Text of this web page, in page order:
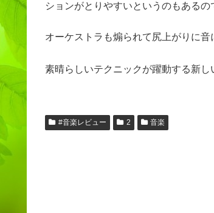
ションがとりやすいというのもあるの
オーケストラも煽られて尻上がりに音
素晴らしいテクニックが躍動する新
#音楽レビュー 2 音楽